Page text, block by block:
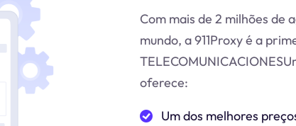
Com mais de 2 milhões de
mundo, a 911Proxy é a
oferece:
Um dos melhores